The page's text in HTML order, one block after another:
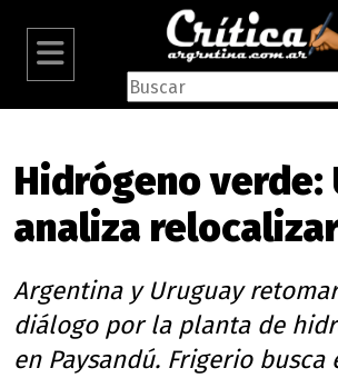
Hidrógeno verde:
analiza
Argentina y Uruguay
diálogo por la planta de
en Paysandú. Frigerio busca